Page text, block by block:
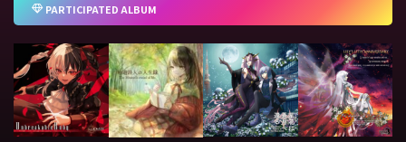
PARTICIPATED ALBUM